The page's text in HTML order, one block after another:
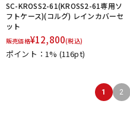
SC-KROSS2-61(KROSS2-61専用ソ
フトケース)(コルグ) レインカバーセ
ット
販売価格¥12,800(税込)
ポイント：1% (116pt)
1 2